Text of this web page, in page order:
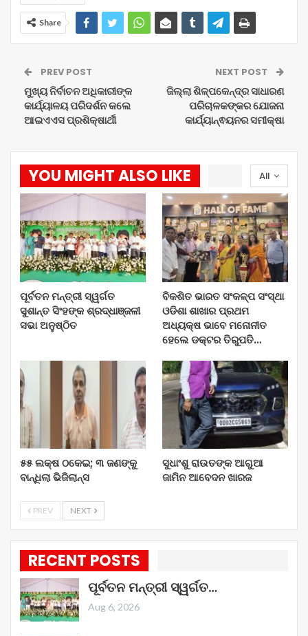
Share
PREV POST
ମୁଖ୍ୟ ନିର୍ବାଚନ ଅଧିକାରୀଙ୍କ
କାର୍ଯ୍ୟାଳୟ ପରିଦର୍ଶନ କଲେ
ଆଇଏଏସ ପ୍ରଶିକ୍ଷାର୍ଥୀ
NEXT POST
ଜିଲ୍ଲା ଶିଳ୍ପକେନ୍ଦ୍ର ସାଧାରଣ
ପରିଚାଳକଙ୍କର ଯୋଜନା
କାର୍ଯ୍ୟାନ୍ଵୟନର ସମୀକ୍ଷା
All
YOU MIGHT ALSO LIKE
ପୂର୍ବତନ ମନ୍ତ୍ରୀ ସ୍ୱର୍ଗତ
ସୁଶାନ୍ତ ସିଂହଙ୍କ ଶ୍ରଦ୍ଧାଞ୍ଜଳୀ
ସଭା ଅନୁଷ୍ଠିତ
ବିକଶିତ ଭାରତ ସଂକଳ୍ପ ସଂସ୍ଥା
ଓଡିଶା ଶାଖାର ପ୍ରଥମ
ଅଧ୍ୟକ୍ଷ ଭାବେ ମନୋନୀତ
ହେଲେ ଡକ୍ଟର ତିରୁପତି…
୫୫ ଲକ୍ଷ ଠକେଇ; ୩ ଜଣଙ୍କୁ
ବାନ୍ଧିଲା ଭିଜିଲାନ୍ସ
ସୁଧାଂଶୁ ରାଉତଙ୍କ ଆଗୁଆ
ଜାମିନ ଆବେଦନ ଖାରଜ
PREV NEXT
RECENT POSTS
ପୂର୍ବତନ ମନ୍ତ୍ରୀ ସ୍ୱର୍ଗତ…
Aug 6, 2026